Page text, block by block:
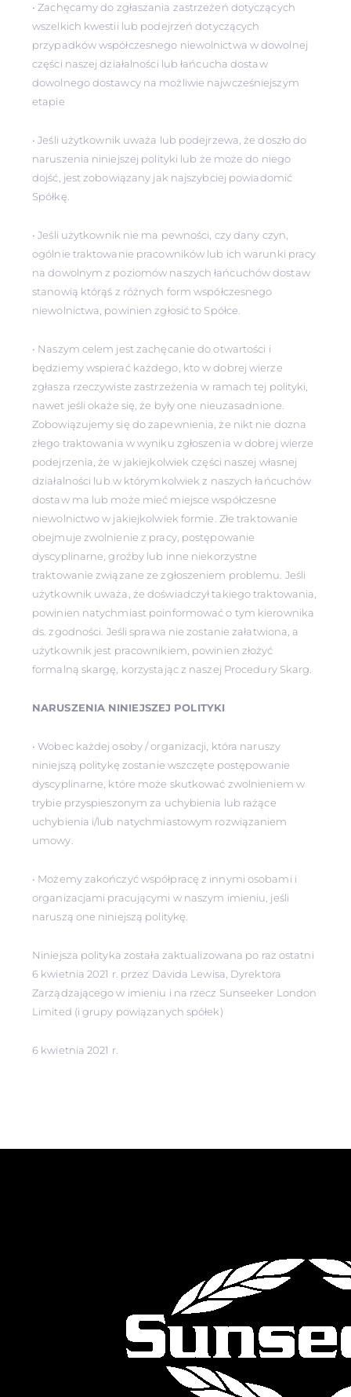
• Zachęcamy do zgłaszania zastrzeżeń dotyczących
wszelkich kwestii lub podejrzeń dotyczących
przypadków współczesnego niewolnictwa w dowolnej
części naszej działalności lub łańcucha dostaw
dowolnego dostawcy na możliwie najwcześniejszym
etapie
• Jeśli użytkownik uważa lub podejrzewa, że doszło do
naruszenia niniejszej polityki lub że może do niego
dojść, jest zobowiązany jak najszybciej powiadomić
Spółkę.
• Jeśli użytkownik nie ma pewności, czy dany czyn,
ogólnie traktowanie pracowników lub ich warunki pracy
na dowolnym z poziomów naszych łańcuchów dostaw
stanowią którąś z różnych form współczesnego
niewolnictwa, powinien zgłosić to Spółce.
• Naszym celem jest zachęcanie do otwartości i
będziemy wspierać każdego, kto w dobrej wierze
zgłasza rzeczywiste zastrzeżenia w ramach tej polityki,
nawet jeśli okaże się, że były one nieuzasadnione.
Zobowiązujemy się do zapewnienia, że nikt nie dozna
złego traktowania w wyniku zgłoszenia w dobrej wierze
podejrzenia, że w jakiejkolwiek części naszej własnej
działalności lub w którymkolwiek z naszych łańcuchów
dostaw ma lub może mieć miejsce współczesne
niewolnictwo w jakiejkolwiek formie. Złe traktowanie
obejmuje zwolnienie z pracy, postępowanie
dyscyplinarne, groźby lub inne niekorzystne
traktowanie związane ze zgłoszeniem problemu. Jeśli
użytkownik uważa, że doświadczył takiego traktowania,
powinien natychmiast poinformować o tym kierownika
ds. zgodności. Jeśli sprawa nie zostanie załatwiona, a
użytkownik jest pracownikiem, powinien złożyć
formalną skargę, korzystając z naszej Procedury Skarg.
NARUSZENIA NINIEJSZEJ POLITYKI
• Wobec każdej osoby / organizacji, która naruszy
niniejszą politykę zostanie wszczęte postępowanie
dyscyplinarne, które może skutkować zwolnieniem w
trybie przyspieszonym za uchybienia lub rażące
uchybienia i/lub natychmiastowym rozwiązaniem
umowy.
• Możemy zakończyć współpracę z innymi osobami i
organizacjami pracującymi w naszym imieniu, jeśli
naruszą one niniejszą politykę.
Niniejsza polityka została zaktualizowana po raz ostatni
6 kwietnia 2021 r. przez Davida Lewisa, Dyrektora
Zarządzającego w imieniu i na rzecz Sunseeker London
Limited (i grupy powiązanych spółek)
6 kwietnia 2021 r.